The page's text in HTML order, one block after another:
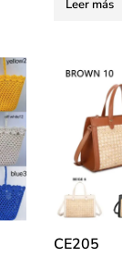
Leer más
CE205